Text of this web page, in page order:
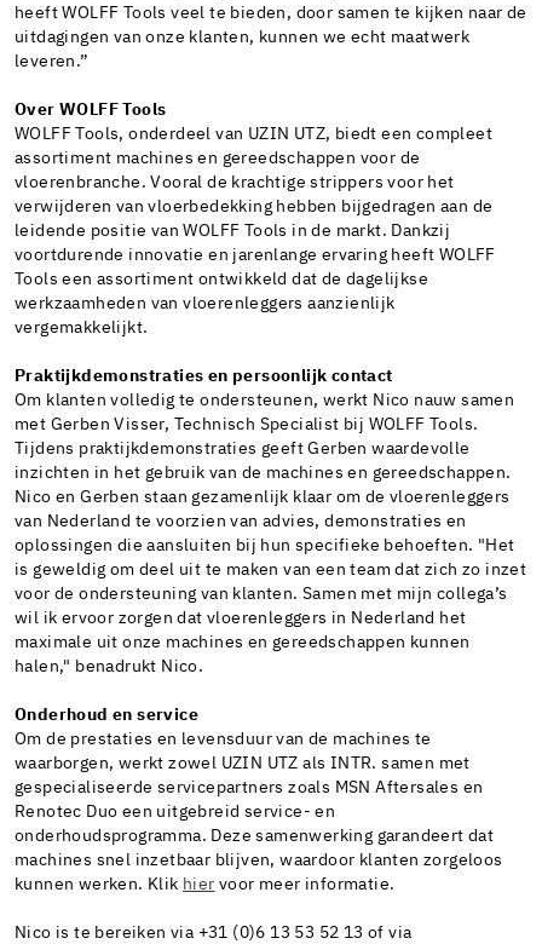
heeft WOLFF Tools veel te bieden, door samen te kijken naar de
uitdagingen van onze klanten, kunnen we echt maatwerk
leveren.”
Over WOLFF Tools
WOLFF Tools, onderdeel van UZIN UTZ, biedt een compleet
assortiment machines en gereedschappen voor de
vloerenbranche. Vooral de krachtige strippers voor het
verwijderen van vloerbedekking hebben bijgedragen aan de
leidende positie van WOLFF Tools in de markt. Dankzij
voortdurende innovatie en jarenlange ervaring heeft WOLFF
Tools een assortiment ontwikkeld dat de dagelijkse
werkzaamheden van vloerenleggers aanzienlijk
vergemakkelijkt.
Praktijkdemonstraties en persoonlijk contact
Om klanten volledig te ondersteunen, werkt Nico nauw samen
met Gerben Visser, Technisch Specialist bij WOLFF Tools.
Tijdens praktijkdemonstraties geeft Gerben waardevolle
inzichten in het gebruik van de machines en gereedschappen.
Nico en Gerben staan gezamenlijk klaar om de vloerenleggers
van Nederland te voorzien van advies, demonstraties en
oplossingen die aansluiten bij hun specifieke behoeften. "Het
is geweldig om deel uit te maken van een team dat zich zo inzet
voor de ondersteuning van klanten. Samen met mijn collega’s
wil ik ervoor zorgen dat vloerenleggers in Nederland het
maximale uit onze machines en gereedschappen kunnen
halen," benadrukt Nico.
Onderhoud en service
Om de prestaties en levensduur van de machines te
waarborgen, werkt zowel UZIN UTZ als INTR. samen met
gespecialiseerde servicepartners zoals MSN Aftersales en
Renotec Duo een uitgebreid service- en
onderhoudsprogramma. Deze samenwerking garandeert dat
machines snel inzetbaar blijven, waardoor klanten zorgeloos
kunnen werken. Klik hier voor meer informatie.
Nico is te bereiken via +31 (0)6 13 53 52 13 of via